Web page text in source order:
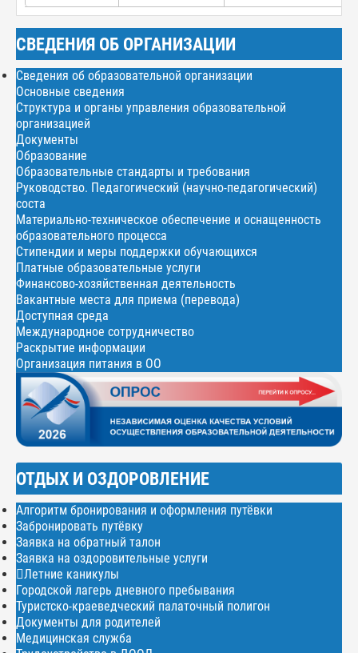
СВЕДЕНИЯ ОБ ОРГАНИЗАЦИИ
Сведения об образовательной организации
Основные сведения
Структура и органы управления образовательной
организацией
Документы
Образование
Образовательные стандарты и требования
Руководство. Педагогический (научно-педагогический)
соста
Материально-техническое обеспечение и оснащенность
образовательного процесса
Стипендии и меры поддержки обучающихся
Платные образовательные услуги
Финансово-хозяйственная деятельность
Вакантные места для приема (перевода)
Доступная среда
Международное сотрудничество
Раскрытие информации
Организация питания в ОО
ОТДЫХ И ОЗДОРОВЛЕНИЕ
Алгоритм бронирования и оформления путёвки
Забронировать путёвку
Заявка на обратный талон
Заявка на оздоровительные услуги
Летние каникулы
Городской лагерь дневного пребывания
Туристско-краеведческий палаточный полигон
Документы для родителей
Медицинская служба